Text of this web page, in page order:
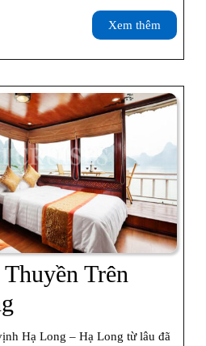
Quan
Vịnh
Long
Bằng
Trực
Thăng
Xem thêm
thêm
Trên
Thuê
Hạ Long – Hạ Long từ lâu đã